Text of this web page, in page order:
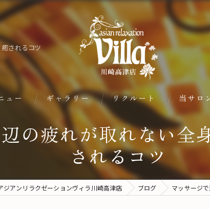
されるコツ
ュー ギャラリー リクルート 当サロ
肩こり
もみほぐ
の疲れが取れない全
されるコツ
アンリラクゼーションヴィラ川崎高津店 ブログ マッサージ